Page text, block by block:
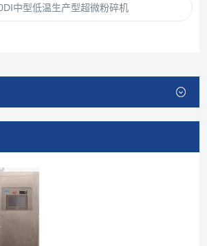
中型低温生产型超微粉碎机